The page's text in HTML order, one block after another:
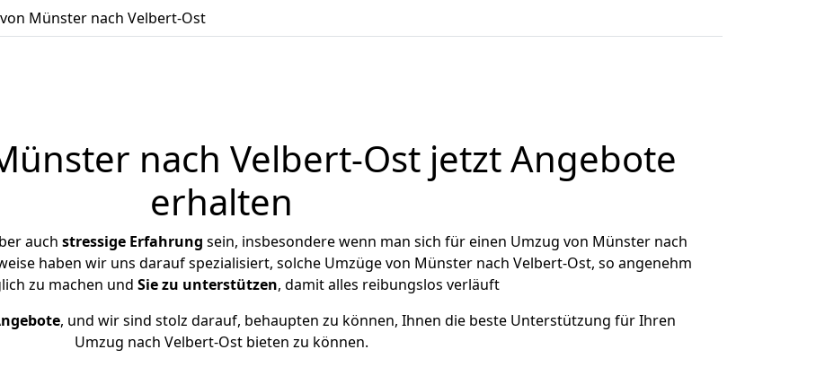
Münster nach Velbert-Ost
nach Velbert-Ost jetzt Angebote
erhalten
auch stressige Erfahrung sein, insbesondere wenn man sich für einen Umzug von Münster nach
haben wir uns darauf spezialisiert, solche Umzüge von Münster nach Velbert-Ost, so angenehm
zu machen und Sie zu unterstützen, damit alles reibungslos verläuft
, und wir sind stolz darauf, behaupten zu können, Ihnen die beste Unterstützung für Ihren
Umzug nach Velbert-Ost bieten zu können.